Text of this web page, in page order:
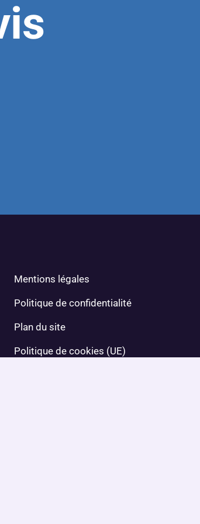
Mentions légales
Politique de confidentialité
Plan du site
Politique de cookies (UE)